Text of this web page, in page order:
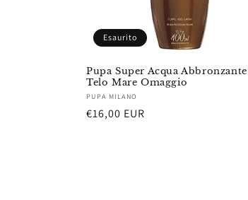
Esaurito
Pupa Super Acqua Abbronzante
Telo Mare Omaggio
Fornitore:
PUPA MILANO
Prezzo
€16,00 EUR